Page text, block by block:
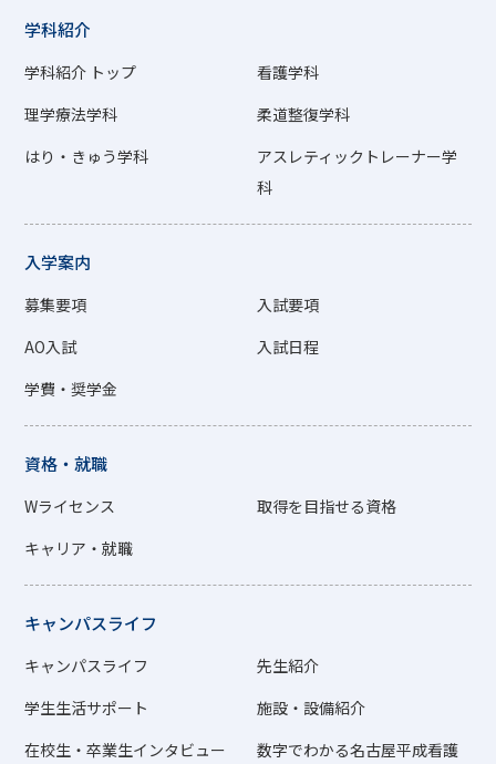
学科紹介
学科紹介 トップ
看護学科
理学療法学科
柔道整復学科
はり・きゅう学科
アスレティックトレーナー学
科
入学案内
募集要項
入試要項
AO入試
入試日程
学費・奨学金
資格・就職
Wライセンス
取得を目指せる資格
キャリア・就職
キャンパスライフ
キャンパスライフ
先生紹介
学生生活サポート
施設・設備紹介
在校生・卒業生インタビュー
数字でわかる名古屋平成看護